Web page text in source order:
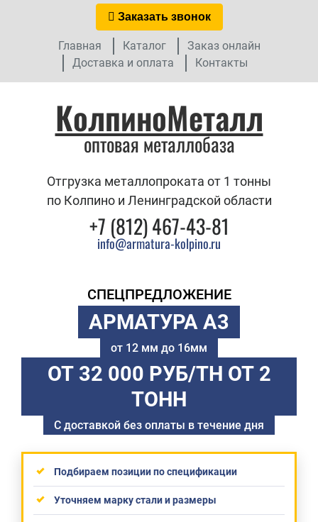
Заказать звонок
Главная Каталог
Заказ онлайн
Доставка и оплата
Контакты
КолпиноМеталл
оптовая металлобаза
Отгрузка металлопроката от 1 тонны
по Колпино и Ленинградской области
+7 (812) 467-43-81
info@armatura-kolpino.ru
СПЕЦПРЕДЛОЖЕНИЕ
АРМАТУРА А3
от 12 мм до 16мм
ОТ 32 000 РУБ/ТН ОТ 2
ТОНН
С доставкой без оплаты в течение дня
Подбираем позиции по спецификации
Уточняем марку стали и размеры